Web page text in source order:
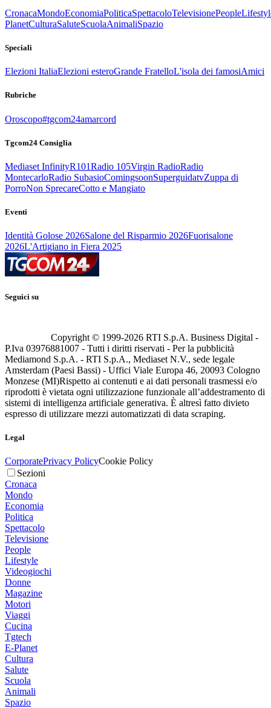
CronacaMondoEconomiaPoliticaSpettacoloTelevisionePeople
PlanetCulturaSaluteScuolaAnimaliSpazio
Speciali
Elezioni ItaliaElezioni esteroGrande FratelloL'isola dei famosiAmici
Rubriche
Oroscopo#tgcom24amarcord
Tgcom24 Consiglia
Mediaset InfinityR101Radio 105Virgin RadioRadio
MontecarloRadio SubasioComingsoonSuperguidatvZuppa di
PorroNon SprecareCotto e Mangiato
Eventi
Identità Golose 2026Salone del Risparmio 2026Fuorisalone
2026L'Artigiano in Fiera 2025
Seguici su
Copyright © 1999-2026 RTI S.p.A. Business Digital -
P.Iva 03976881007 - Tutti i diritti riservati - Per la pubblicità
Mediamond S.p.A. - RTI S.p.A., Mediaset N.V., sede legale
Amsterdam (Paesi Bassi) - Uffici Viale Europa 46, 20093 Cologno
Monzese (MI)Rispetto ai contenuti e ai dati personali trasmessi e/o
riprodotti è vietata ogni utilizzazione funzionale all’addestramento di
sistemi di intelligenza artificiale generativa. È altresì fatto divieto
espresso di utilizzare mezzi automatizzati di data scraping.
Legal
CorporatePrivacy PolicyCookie Policy
Sezioni
Cronaca
Mondo
Economia
Politica
Spettacolo
Televisione
People
Lifestyle
Videogiochi
Donne
Magazine
Motori
Viaggi
Cucina
Tgtech
E-Planet
Cultura
Salute
Scuola
Animali
Spazio